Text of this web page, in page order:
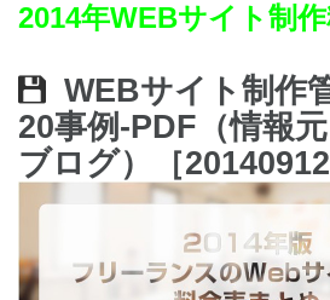
2014年WEBサイト制
WEBサイト制作
20事例-PDF（情報
ブログ）［20140912